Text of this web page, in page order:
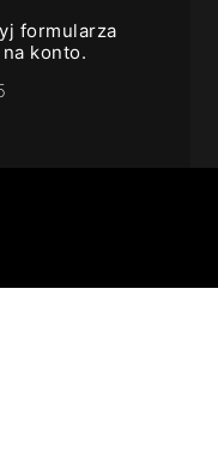
formularza
konto.